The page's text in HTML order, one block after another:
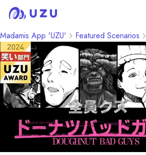
Madamis App 'UZU' Featured Scenarios